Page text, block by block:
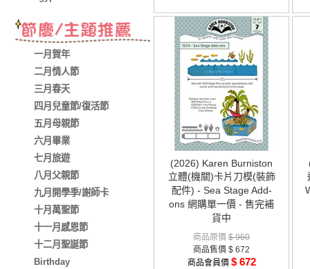
一月賀年
二月情人節
三月春天
四月兒童節/復活節
五月母親節
六月畢業
七月旅遊
八月父親節
九月開學季/謝師卡
十月萬聖節
十一月感恩節
十二月聖誕節
Birthday
(2026) Karen Burniston
立體(機關)卡片刀模(裝飾
配件) - Sea Stage Add-
ons 網購單一價 - 售完補
貨中
商品原價 $ 960
商品售價 $ 672
商品會員價 $ 672